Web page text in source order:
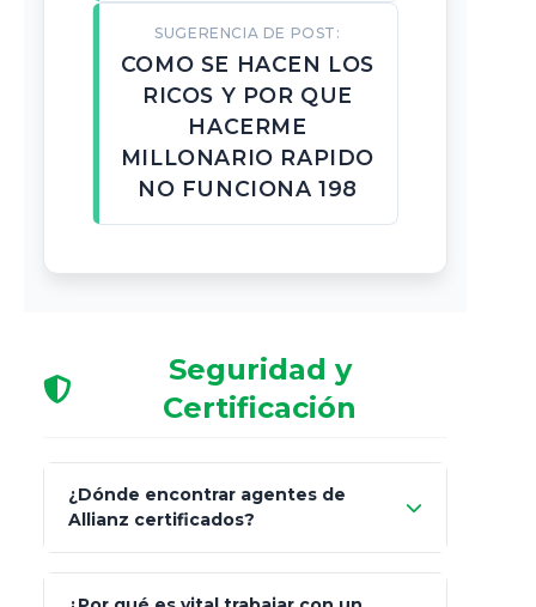
SUGERENCIA DE POST:
COMO SE HACEN LOS
RICOS Y POR QUE
HACERME
MILLONARIO RAPIDO
NO FUNCIONA 198
Seguridad y
Certificación
¿Dónde encontrar agentes de
Allianz certificados?